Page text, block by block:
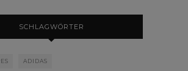
SCHLAGWÖRTER
ADIDAS